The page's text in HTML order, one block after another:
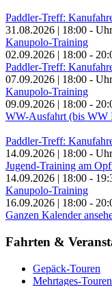
Paddler-Treff:
31.08.2026 | 18:00 - Uhr
Kanupolo-Training
02.09.2026 | 18:00 -
Paddler-Treff:
07.09.2026 | 18:00 - Uhr
Kanupolo-Training
09.09.2026 | 18:00 -
WW-Ausfahrt (bis WW
Paddler-Treff:
14.09.2026 | 18:00 - Uhr
Jugend-Training am
14.09.2026 | 18:00 -
Kanupolo-Training
16.09.2026 | 18:00 -
Ganzen Kalender
Fahrten &
Gepäck-Touren
Mehrtages-Touren